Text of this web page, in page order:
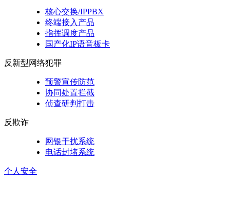
核心交换/IPPBX
终端接入产品
指挥调度产品
国产化IP语音板卡
反新型网络犯罪
预警宣传防范
协同处置拦截
侦查研判打击
反欺诈
网银干扰系统
电话封堵系统
个人安全